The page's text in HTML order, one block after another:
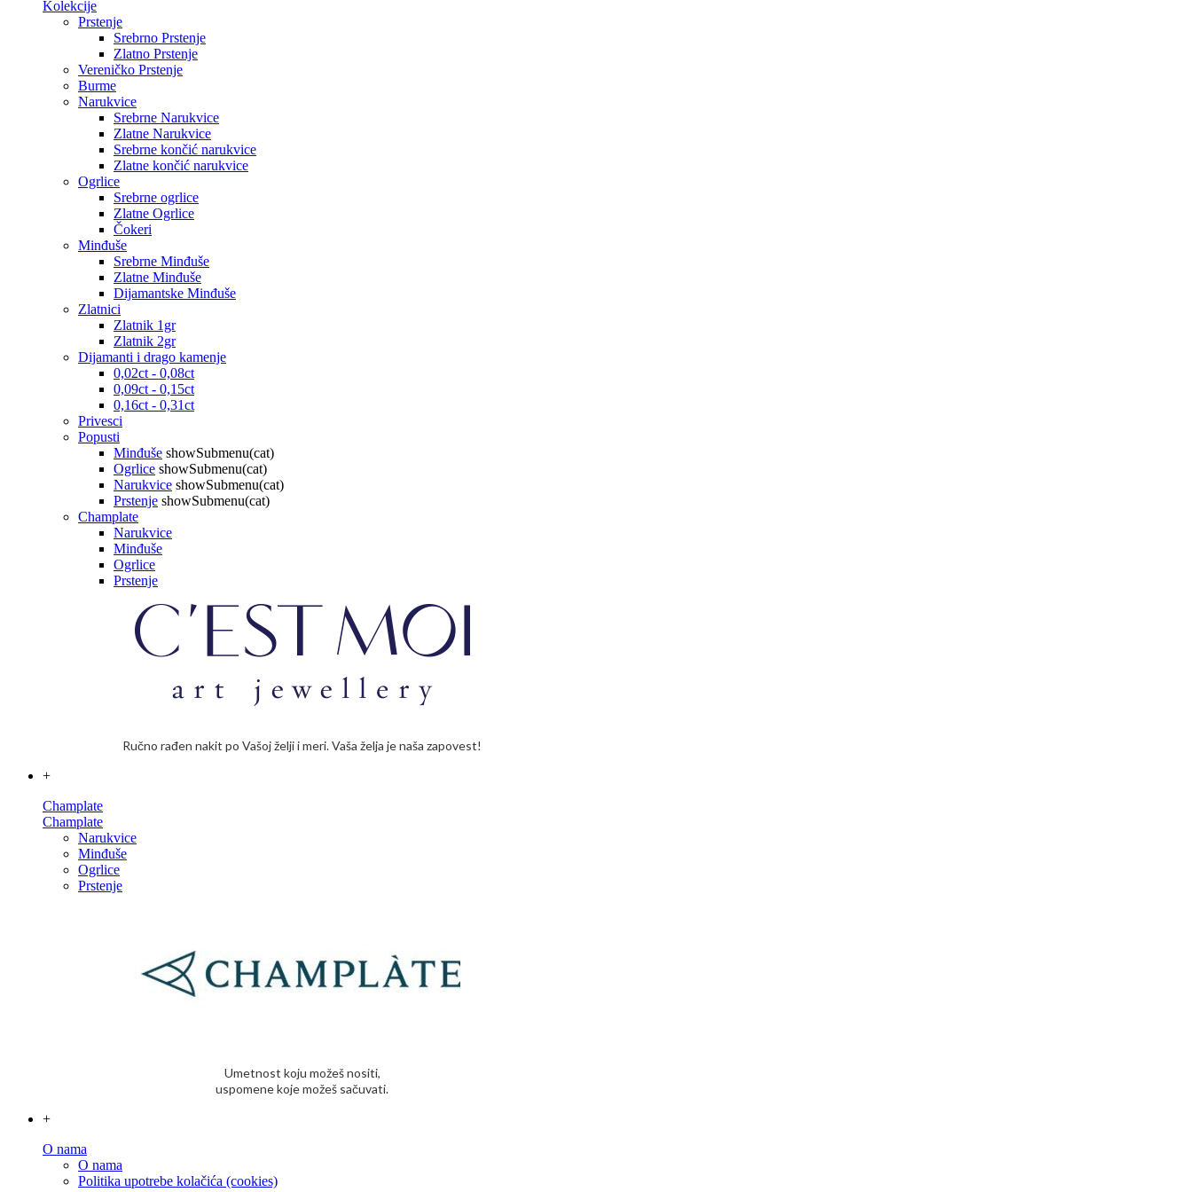
Kolekcije
Prstenje
Srebrno Prstenje
Zlatno Prstenje
Vereničko Prstenje
Burme
Narukvice
Srebrne Narukvice
Zlatne Narukvice
Srebrne končić narukvice
Zlatne končić narukvice
Ogrlice
Srebrne ogrlice
Zlatne Ogrlice
Čokeri
Minđuše
Srebrne Minđuše
Zlatne Minđuše
Dijamantske Minđuše
Zlatnici
Zlatnik 1gr
Zlatnik 2gr
Dijamanti i drago kamenje
0,02ct - 0,08ct
0,09ct - 0,15ct
0,16ct - 0,31ct
Privesci
Popusti
Minđuše showSubmenu(cat)
Ogrlice showSubmenu(cat)
Narukvice showSubmenu(cat)
Prstenje showSubmenu(cat)
Champlate
Narukvice
Minđuše
Ogrlice
Prstenje
Ručno rađen nakit po Vašoj želji i meri. Vaša želja je naša zapovest!
+
Champlate
Champlate
Narukvice
Minđuše
Ogrlice
Prstenje
Umetnost koju možeš nositi,
uspomene koje možeš sačuvati.
+
O nama
O nama
Politika upotrebe kolačića (cookies)